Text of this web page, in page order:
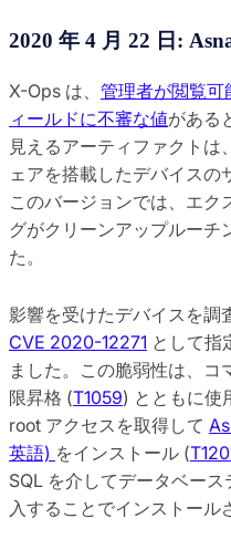
2020 年 4 月 22 日:
X-Ops は、 管理者が閲覧可
ィールドに不審な値がある
見えるアーティファクトは
ェアを搭載したデバイスの
このバージョンでは、エク
グがクリーンアップルーチ
た。
影響を受けたデバイスを調
CVE 2020-12271 として指
ました。この脆弱性は、
限昇格 (T1059) とともに使
root アクセスを取得して
英語) をインストール (
SQL を介してデータベー
入することでインストール